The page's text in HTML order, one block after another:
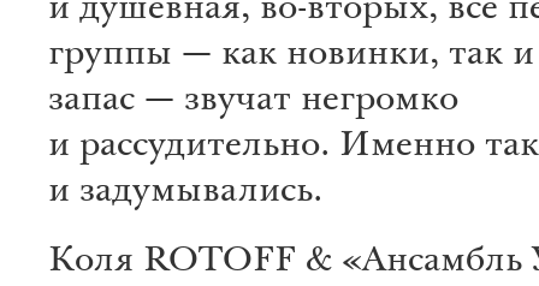
и душевная, во-вторых, все
группы — как новинки, так и
запас — звучат негромко
и рассудительно. Именно
и задумывались.
Коля ROTOFF & «Ансамбль